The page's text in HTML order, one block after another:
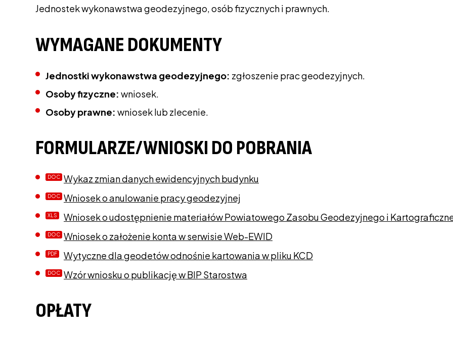
Jednostek wykonawstwa geodezyjnego, osób fizycznych i prawnych.
WYMAGANE DOKUMENTY
Jednostki wykonawstwa geodezyjnego: zgłoszenie prac geodezyjnych.
Osoby fizyczne: wniosek.
Osoby prawne: wniosek lub zlecenie.
FORMULARZE/WNIOSKI DO POBRANIA
Wykaz zmian danych ewidencyjnych budynku
Wniosek o anulowanie pracy geodezyjnej
Wniosek o udostępnienie materiałów Powiatowego Zasobu Geodezyjnego i
Wniosek o założenie konta w serwisie Web-EWID
Wytyczne dla geodetów odnośnie kartowania w pliku KCD
Wzór wniosku o publikację w BIP Starostwa
OPŁATY